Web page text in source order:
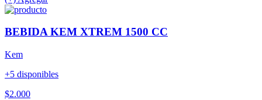
BEBIDA KEM XTREM 1500 CC
Kem
+5 disponibles
$2.000